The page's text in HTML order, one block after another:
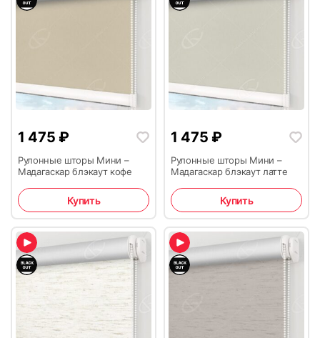
1 475 ₽
Рулонные шторы Мини –
Мадагаскар блэкаут кофе
Купить
1 475 ₽
Рулонные шторы Мини –
Мадагаскар блэкаут латте
Купить